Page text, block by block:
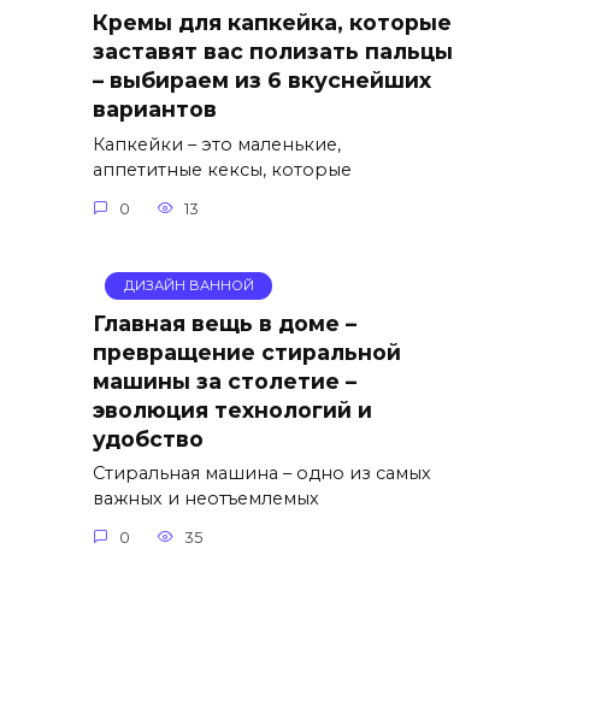
Кремы для капкейка, которые
заставят вас полизать пальцы
– выбираем из 6 вкуснейших
вариантов
Капкейки – это маленькие,
аппетитные кексы, которые
0 13
ДИЗАЙН ВАННОЙ
Главная вещь в доме –
превращение стиральной
машины за столетие –
эволюция технологий и
удобство
Стиральная машина – одно из самых
важных и неотъемлемых
0 35